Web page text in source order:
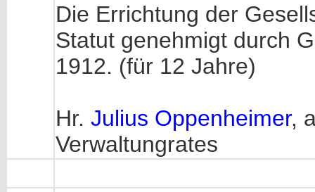
Die Errichtung der
Statut genehmigt durch
1912. (für 12 Jahre)
Hr. Julius Oppenheimer,
Verwaltungrates